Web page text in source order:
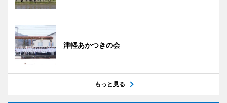
津軽あかつきの会
もっと見る